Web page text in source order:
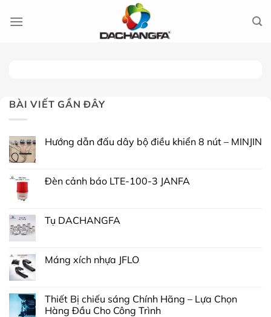
đến
BÀI VIẾT GẦN ĐÂY
Hướng dẫn đấu dây bộ điều khiển 8 nút – MINJIN
Đèn cảnh báo LTE-100-3 JANFA
Tụ DACHANGFA
Máng xích nhựa JFLO
Thiết Bị chiếu sáng Chính Hãng – Lựa Chọn
Hàng Đầu Cho Công Trình